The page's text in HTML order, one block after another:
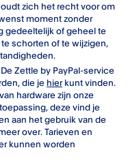
zich het recht voor om
moment zonder
gedeeltelijk of geheel te
schorten of te wijzigen,
Zettle by PayPal-service
die je hierkunt vinden.
hardware zijn onze
deze vind je
aan het gebruik van de
over. Tarieven en
kunnen worden